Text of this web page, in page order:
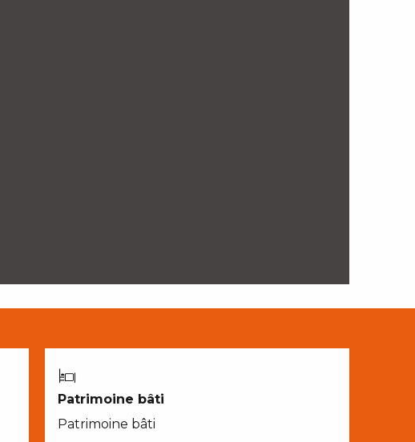
Patrimoine bâti
Patrimoine bâti